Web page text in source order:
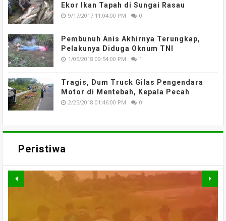
Ekor Ikan Tapah di Sungai Rasau
9/17/2017 11:04:00 PM 0
Pembunuh Anis Akhirnya Terungkap,
Pelakunya Diduga Oknum TNI
1/05/2018 09:54:00 PM 1
Tragis, Dum Truck Gilas Pengendara
Motor di Mentebah, Kepala Pecah
2/25/2018 01:46:00 PM 0
Peristiwa